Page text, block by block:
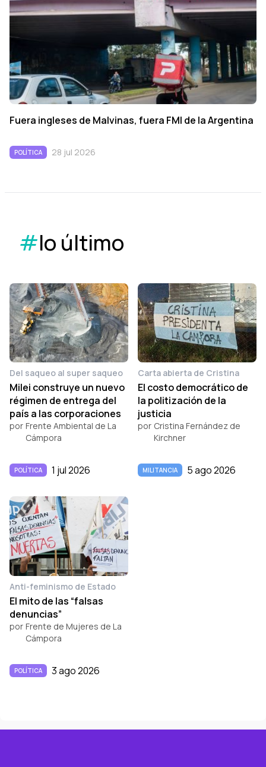
Fuera ingleses de Malvinas, fuera FMI de la Argentina
POLÍTICA 28 jul 2026
#lo último
Del saqueo al super saqueo
Milei construye un nuevo
régimen de entrega del
país a las corporaciones
por Frente Ambiental de La
Cámpora
POLÍTICA 1 jul 2026
Carta abierta de Cristina
El costo democrático de
la politización de la
justicia
por Cristina Fernández de
Kirchner
MILITANCIA 5 ago 2026
Anti-feminismo de Estado
El mito de las “falsas
denuncias”
por Frente de Mujeres de La
Cámpora
POLÍTICA 3 ago 2026